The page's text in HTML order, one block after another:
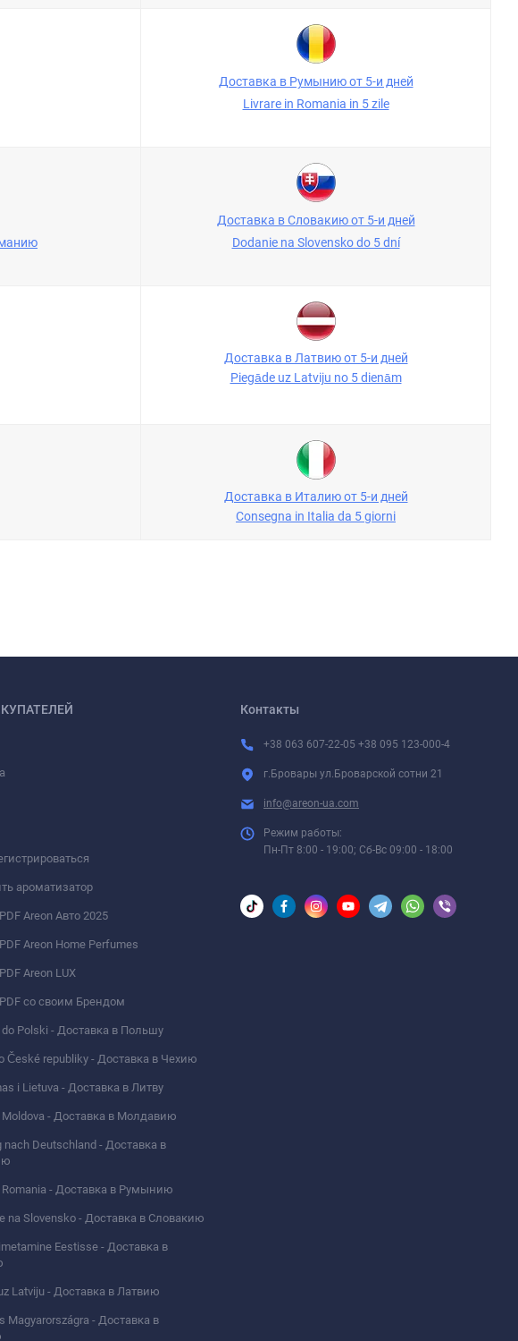
Доставка в Румынию от 5-и дней
Livrare in Romania in 5 zile
Доставка в Словакию от 5-и дней
Dodanie na Slovensko do 5 dní
Доставка в Латвию от 5-и дней
Piegāde uz Latviju no 5 dienām
Доставка в Италию от 5-и дней
Consegna in Italia da 5 giorni
ароматизатор
Areon Авто 2025
Areon Home Perfumes
Areon LUX
со своим Брендом
Polski - Доставка в Польшу
České republiky - Доставка в Чехию
i Lietuva - Доставка в Литву
Moldova - Доставка в Молдавию
nach Deutschland - Доставка в
Romania - Доставка в Румынию
na Slovensko - Доставка в Словакию
Eestisse - Доставка в
Latviju - Доставка в Латвию
Magyarországra - Доставка в
Контакты
+38 063 607-22-05 +38 095 123-000-4
г.Бровары ул.Броварской сотни 21
info@areon-ua.com
Режим работы:
Пн-Пт 8:00 - 19:00; Сб-Вс 09:00 - 18:00